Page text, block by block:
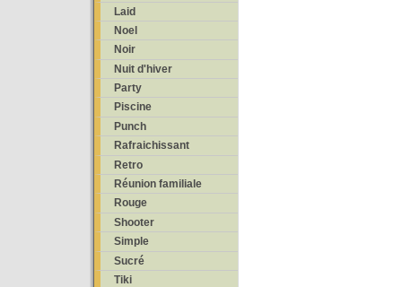
Laid
Noel
Noir
Nuit d'hiver
Party
Piscine
Punch
Rafraichissant
Retro
Réunion familiale
Rouge
Shooter
Simple
Sucré
Tiki